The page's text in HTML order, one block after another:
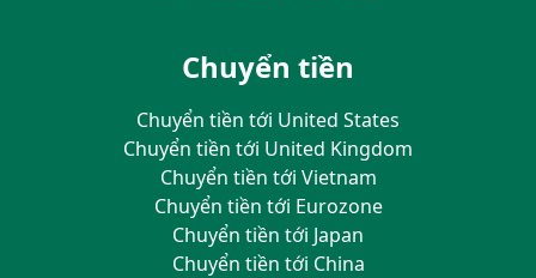
Chuyển tiền
Chuyển tiền tới United States
Chuyển tiền tới United Kingdom
Chuyển tiền tới Vietnam
Chuyển tiền tới Eurozone
Chuyển tiền tới Japan
Chuyển tiền tới China